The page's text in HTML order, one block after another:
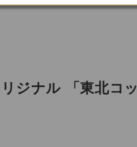
ジナル 「東北コ